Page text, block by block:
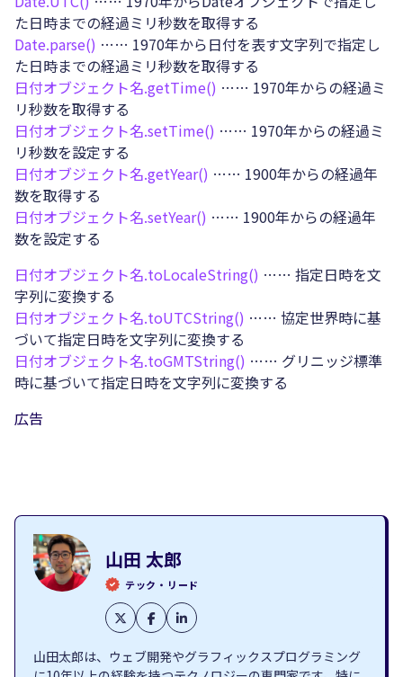
た日時までの経過ミリ秒数を取得する
Date.parse() …… 1970年から日付を表す文字列で指定し
た日時までの経過ミリ秒数を取得する
日付オブジェクト名.getTime() …… 1970年からの経過ミ
リ秒数を取得する
日付オブジェクト名.setTime() …… 1970年からの経過ミ
リ秒数を設定する
日付オブジェクト名.getYear() …… 1900年からの経過年
数を取得する
日付オブジェクト名.setYear() …… 1900年からの経過年
数を設定する
日付オブジェクト名.toLocaleString() …… 指定日時を文
字列に変換する
日付オブジェクト名.toUTCString() …… 協定世界時に基
づいて指定日時を文字列に変換する
日付オブジェクト名.toGMTString() …… グリニッジ標準
時に基づいて指定日時を文字列に変換する
広告
山田 太郎
テック・リード
山田太郎は、ウェブ開発やグラフィックスプログラミング